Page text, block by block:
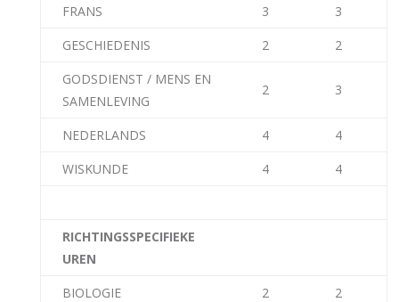
FRANS
3
3
GESCHIEDENIS
2
2
GODSDIENST / MENS EN
SAMENLEVING
2 3
NEDERLANDS 4
4
WISKUNDE
4 4
RICHTINGSSPECIFIEKE
UREN
BIOLOGIE
2
2